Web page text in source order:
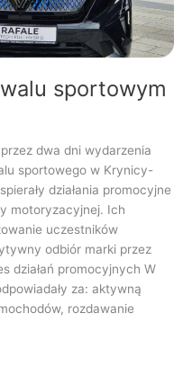
sportowym
dwa dni wydarzenia
sportowego w Krynicy-
działania promocyjne
motoryzacyjnej. Ich
uczestników
odbiór marki przez
działań promocyjnych W
za: aktywną
rozdawanie